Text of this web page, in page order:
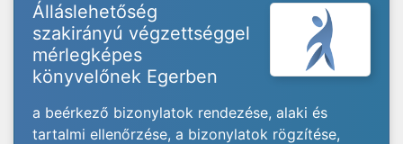
Álláslehetőség
szakirányú végzettséggel
mérlegképes
könyvelőnek Egerben
a beérkező bizonylatok rendezése, alaki és
tartalmi ellenőrzése, a bizonylatok rögzítése,